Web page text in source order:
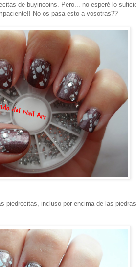
de buyincoins. Pero... no esperé lo
No os pasa esto a vosotras??
piedrecitas, incluso por encima de las